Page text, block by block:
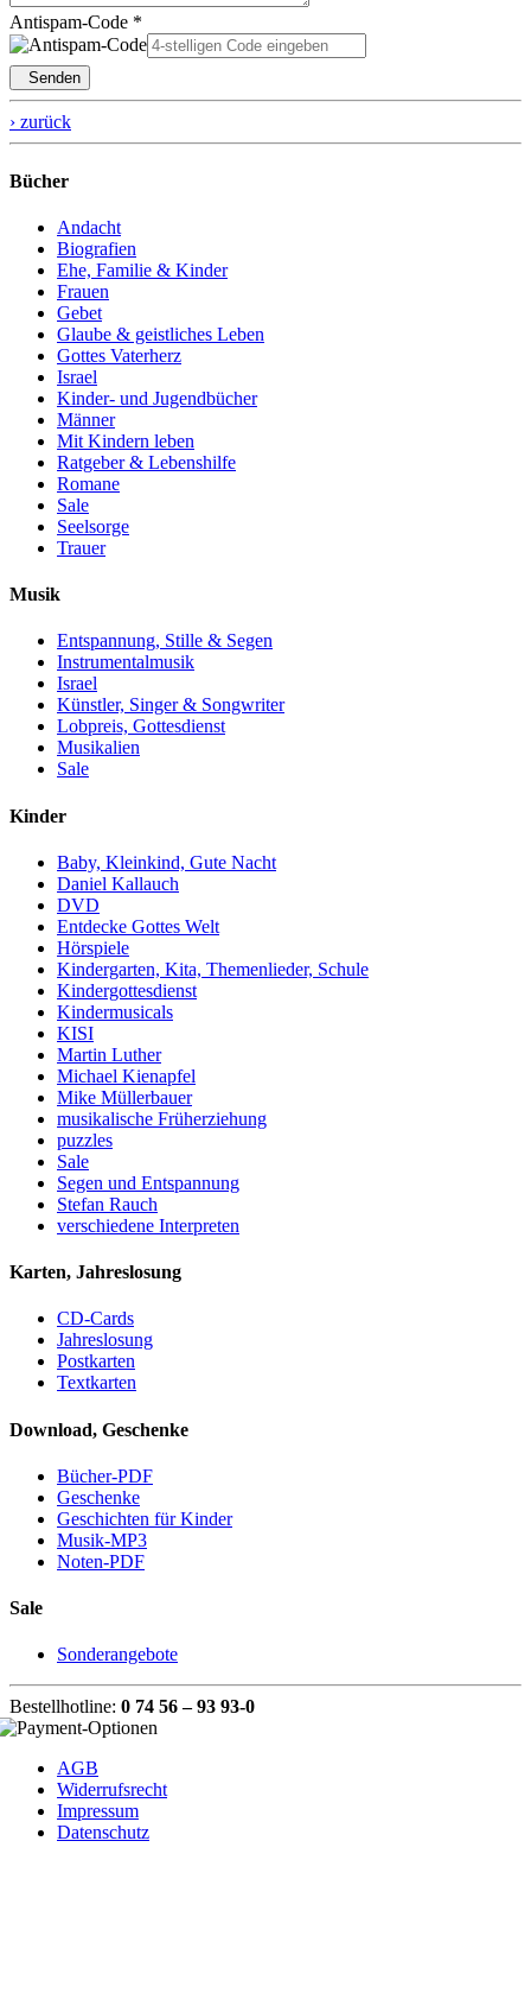
Antispam-Code *
Senden
› zurück
Bücher
Andacht
Biografien
Ehe, Familie & Kinder
Frauen
Gebet
Glaube & geistliches Leben
Gottes Vaterherz
Israel
Kinder- und Jugendbücher
Männer
Mit Kindern leben
Ratgeber & Lebenshilfe
Romane
Sale
Seelsorge
Trauer
Musik
Entspannung, Stille & Segen
Instrumentalmusik
Israel
Künstler, Singer & Songwriter
Lobpreis, Gottesdienst
Musikalien
Sale
Kinder
Baby, Kleinkind, Gute Nacht
Daniel Kallauch
DVD
Entdecke Gottes Welt
Hörspiele
Kindergarten, Kita, Themenlieder, Schule
Kindergottesdienst
Kindermusicals
KISI
Martin Luther
Michael Kienapfel
Mike Müllerbauer
musikalische Früherziehung
puzzles
Sale
Segen und Entspannung
Stefan Rauch
verschiedene Interpreten
Karten, Jahreslosung
CD-Cards
Jahreslosung
Postkarten
Textkarten
Download, Geschenke
Bücher-PDF
Geschenke
Geschichten für Kinder
Musik-MP3
Noten-PDF
Sale
Sonderangebote
Bestellhotline: 0 74 56 – 93 93-0
AGB
Widerrufsrecht
Impressum
Datenschutz